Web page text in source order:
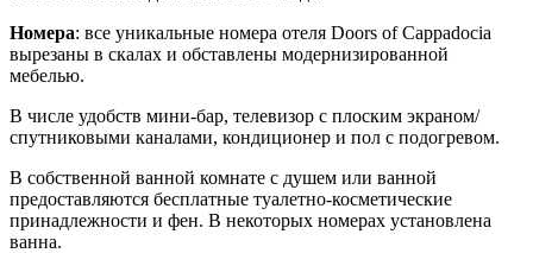
Номера: все уникальные номера отеля Doors of Cappadocia
вырезаны в скалах и обставлены модернизированной
мебелью.
В числе удобств мини-бар, телевизор с плоским экраном/
спутниковыми каналами, кондиционер и пол с подогревом.
В собственной ванной комнате с душем или ванной
предоставляются бесплатные туалетно-косметические
принадлежности и фен. В некоторых номерах установлена
ванна.